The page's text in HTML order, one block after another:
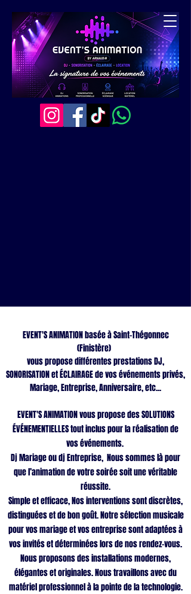
EVENT'S ANIMATION basée à Saint-Thégonnec
(Finistère)
vous propose différentes prestations DJ,
SONORISATION et ÉCLAIRAGE de vos événements privés,
Mariage, Entreprise, Anniversaire, etc...
EVENT'S ANIMATION vous propose des SOLUTIONS
ÉVÉNEMENTIELLES tout inclus pour la réalisation de
vos événements.
Dj Mariage ou dj Entreprise, Nous sommes là pour
que l’animation de votre soirée soit une véritable
réussite.
Simple et efficace, Nos interventions sont discrètes,
distinguées et de bon goût. Notre sélection musicale
pour vos mariage et vos entreprise sont adaptées à
vos invités et déterminées lors de nos rendez-vous.
Nous proposons des installations modernes,
élégantes et originales. Nous travaillons avec du
matériel professionnel à la pointe de la technologie.